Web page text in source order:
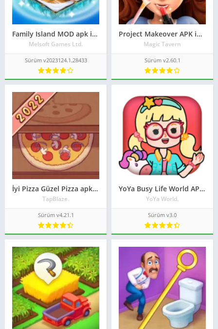
Family Island MOD apk indir 2023
Melsoft Games Ltd.
Sürüm v2023124.1.28433
Project Makeover APK indir 2023 para hileli
Magic Tavern
Sürüm v2.60.1
İyi Pizza Güzel Pizza apk son sürüm indir 2023 reklamsız
TapBlaze.
Sürüm v4.21.1
YoYa Busy Life World APK indir 2023 HİLELİ
YoYa World.
Sürüm v3.0